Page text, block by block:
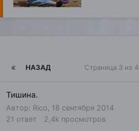
НАЗАД Страница 3 из 4
Тишина.
Автор: Rico 18 сентября 2014
21 ответ 2,4k просмотров